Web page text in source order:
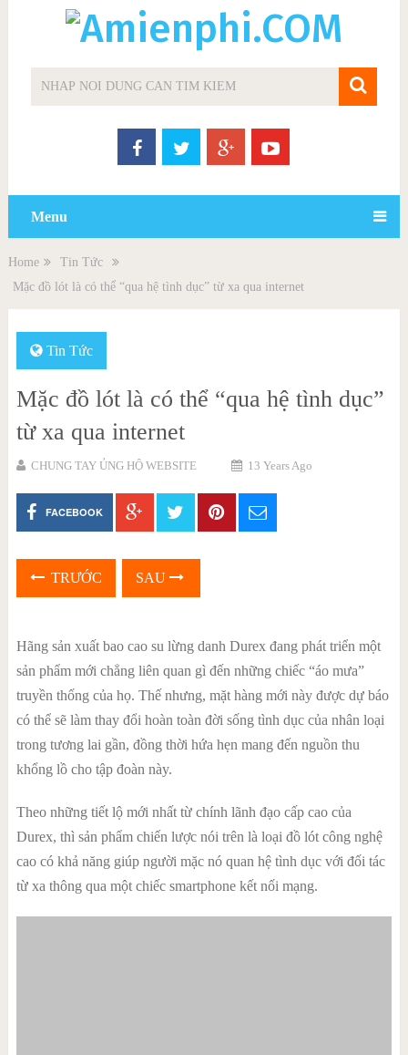
Menu
Home
Tin Tức
Mặc đồ lót là có thể “qua hệ tình dục” từ xa qua internet
Tin Tức
Mặc đồ lót là có thể “qua hệ tình dục”
từ xa qua internet
CHUNG TAY ỦNG HỘ WEBSITE 13 Years Ago
FACEBOOK
TRƯỚC SAU
Hãng sản xuất bao cao su lừng danh Durex đang phát triển một
sản phẩm mới chẳng liên quan gì đến những chiếc “áo mưa”
truyền thống của họ. Thế nhưng, mặt hàng mới này được dự báo
có thể sẽ làm thay đổi hoàn toàn đời sống tình dục của nhân loại
trong tương lai gần, đồng thời hứa hẹn mang đến nguồn thu
khổng lồ cho tập đoàn này.
Theo những tiết lộ mới nhất từ chính lãnh đạo cấp cao của
Durex, thì sản phẩm chiến lược nói trên là loại đồ lót công nghệ
cao có khả năng giúp người mặc nó quan hệ tình dục với đối tác
từ xa thông qua một chiếc smartphone kết nối mạng.